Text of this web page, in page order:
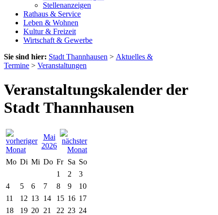
Stellenanzeigen
Rathaus & Service
Leben & Wohnen
Kultur & Freizeit
Wirtschaft & Gewerbe
Sie sind hier: Stadt Thannhausen > Aktuelles &
Termine > Veranstaltungen
Veranstaltungskalender der
Stadt Thannhausen
Mai
2026
Mo Di Mi Do Fr Sa So
1
2
3
4
5 6 7 8 9
10
11
12 13 14 15 16 17
18
19 20 21 22 23 24